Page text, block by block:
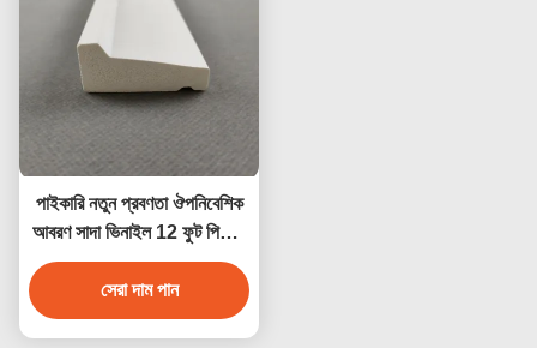
পাইকারি নতুন প্রবণতা ঔপনিবেশিক
আবরণ সাদা ভিনাইল 12 ফুট পিভিসি
স্কার্টিং বোর্ড পিভিসি বেসবোর্ড
আলংকারিক উপাদান
সেরা দাম পান